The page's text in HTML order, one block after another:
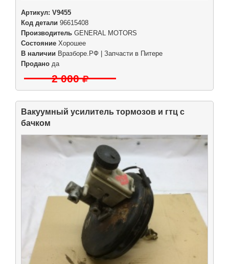
Артикул: V9455
Код детали 96615408
Производитель GENERAL MOTORS
Состояние Хорошее
В наличии Вразборе.РФ | Запчасти в Питере
Продано да
2 000
Вакуумный усилитель тормозов и гтц с
бачком